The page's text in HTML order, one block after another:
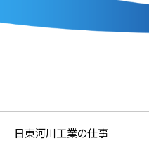
日東河川工業の仕事